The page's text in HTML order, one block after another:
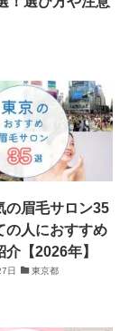
の眉毛サロン35
の人におすすめ
【2026年】
日 東京都